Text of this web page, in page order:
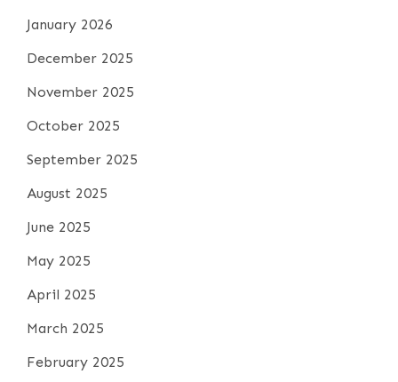
January 2026
December 2025
November 2025
October 2025
September 2025
August 2025
June 2025
May 2025
April 2025
March 2025
February 2025